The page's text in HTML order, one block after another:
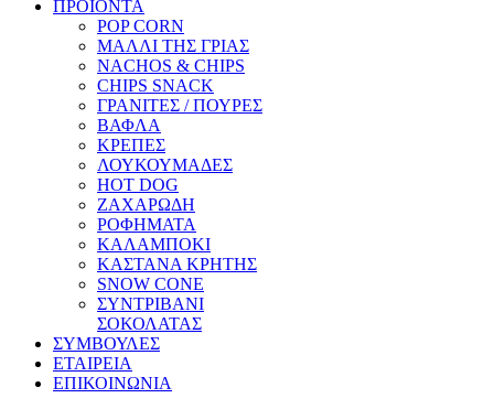
ΠΡΟΪΟΝΤΑ
POP CORN
ΜΑΛΛΙ ΤΗΣ ΓΡΙΑΣ
NACHOS & CHIPS
CHIPS SNACK
ΓΡΑΝΙΤΕΣ / ΠΟΥΡΕΣ
ΒΑΦΛΑ
ΚΡΕΠΕΣ
ΛΟΥΚΟΥΜΑΔΕΣ
HOT DOG
ΖΑΧΑΡΩΔΗ
ΡΟΦΗΜΑΤΑ
ΚΑΛΑΜΠΟΚΙ
ΚΑΣΤΑΝΑ ΚΡΗΤΗΣ
SNOW CONE
ΣΥΝΤΡΙΒΑΝΙ
ΣΟΚΟΛΑΤΑΣ
ΣΥΜΒΟΥΛΕΣ
ΕΤΑΙΡΕΙΑ
ΕΠΙΚΟΙΝΩΝΙΑ